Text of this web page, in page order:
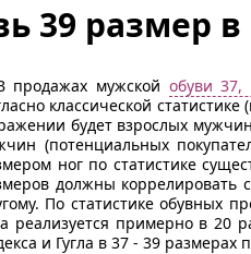
39 размер
продажах мужской обуви
классической
будет взрослых
(потенциальных
ног по статистике
должны коррелировать
По статистике обувных
реализуется примерно в
и Гугла в 37 - 39